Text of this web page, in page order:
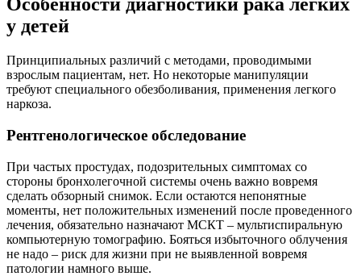
Особенности диагностики рака легких
у детей
Принципиальных различий с методами, проводимыми
взрослым пациентам, нет. Но некоторые манипуляции
требуют специального обезболивания, применения легкого
наркоза.
Рентгенологическое обследование
При частых простудах, подозрительных симптомах со
стороны бронхолегочной системы очень важно вовремя
сделать обзорный снимок. Если остаются непонятные
моменты, нет положительных изменений после проведенного
лечения, обязательно назначают МСКТ – мультиспиральную
компьютерную томографию. Бояться избыточного облучения
не надо – риск для жизни при не выявленной вовремя
патологии намного выше.